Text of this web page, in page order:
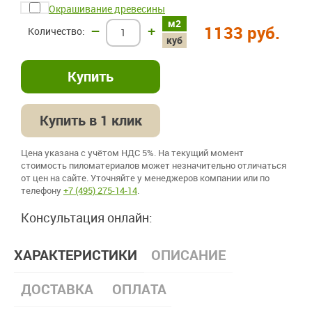
Окрашивание древесины
м2
куб
– + 1133 руб.
Купить в 1 клик
Цена указана с учётом НДС 5%. На текущий момент
стоимость пиломатериалов может незначительно отличаться
от цен на сайте. Уточняйте у менеджеров компании или по
телефону+7 (495) 275-14-14.
Консультация онлайн:
ХАРАКТЕРИСТИКИ
ОПИСАНИЕ
ДОСТАВКА
ОПЛАТА